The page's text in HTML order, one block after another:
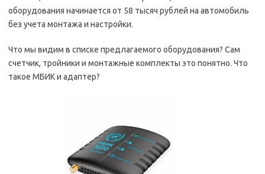
оборудования начинается от 58 тысяч рублей на автомобиль
без учета монтажа и настройки.
Что мы видим в списке предлагаемого оборудования? Сам
счетчик, тройники и монтажные комплекты это понятно. Что
такое МБИК и адаптер?